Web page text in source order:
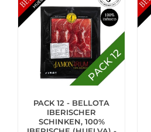
PACK 12 - BELLOTA
IBERISCHER
SCHINKEN, 100%